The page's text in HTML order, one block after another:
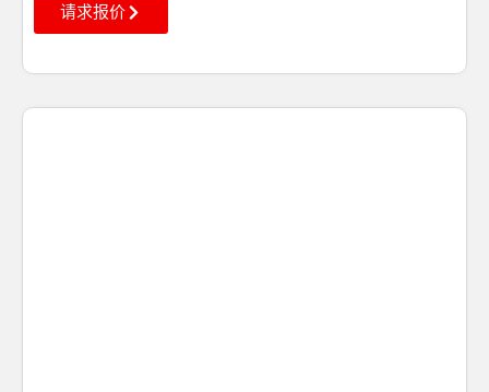
请求报价